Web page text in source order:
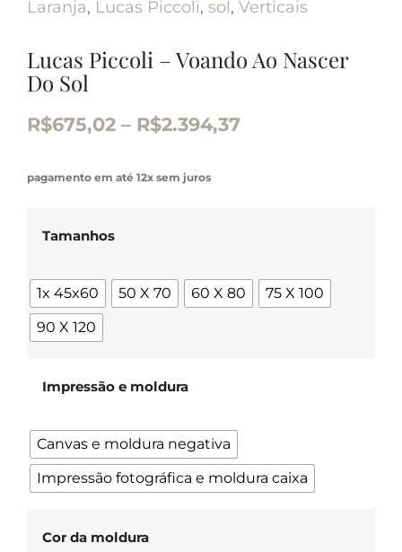
Laranja, Lucas Piccoli, sol, Verticais
Lucas Piccoli – Voando Ao Nascer
Do Sol
R$675,02 – R$2.394,37
pagamento em até 12x sem juros
Tamanhos
1x 45x60 50 X 70 60 X 80
75 X 100
90 X 120
Impressão e moldura
Canvas e moldura negativa
Impressão fotográfica e moldura caixa
Cor da moldura